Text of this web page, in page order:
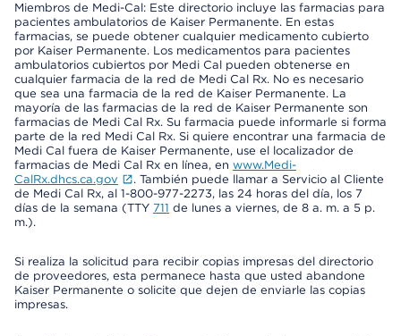
Miembros de Medi-Cal: Este directorio incluye las farmacias para
pacientes ambulatorios de Kaiser Permanente. En estas
farmacias, se puede obtener cualquier medicamento cubierto
por Kaiser Permanente. Los medicamentos para pacientes
ambulatorios cubiertos por Medi Cal pueden obtenerse en
cualquier farmacia de la red de Medi Cal Rx. No es necesario
que sea una farmacia de la red de Kaiser Permanente. La
mayoría de las farmacias de la red de Kaiser Permanente son
farmacias de Medi Cal Rx. Su farmacia puede informarle si forma
parte de la red Medi Cal Rx. Si quiere encontrar una farmacia de
Medi Cal fuera de Kaiser Permanente, use el localizador de
farmacias de Medi Cal Rx en línea, en www.Medi-
CalRx.dhcs.ca.gov
. También puede llamar a Servicio al Cliente
de Medi Cal Rx, al 1-800-977-2273, las 24 horas del día, los 7
días de la semana (TTY 711 de lunes a viernes, de 8 a. m. a 5 p.
m.).
Si realiza la solicitud para recibir copias impresas del directorio
de proveedores, esta permanece hasta que usted abandone
Kaiser Permanente o solicite que dejen de enviarle las copias
impresas.